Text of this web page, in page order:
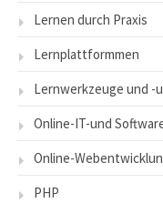
Lernen durch Praxis
Lernplattformmen
Lernwerkzeuge und -
Online-IT-und
Online-
PHP